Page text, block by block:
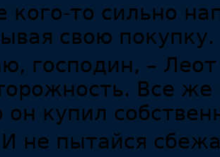
кого-то сильно
свою
господин, –
Все
он купил
не пытайся